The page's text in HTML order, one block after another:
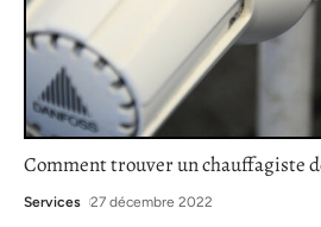
Comment trouver un chauffagiste
Services 27 décembre 2022